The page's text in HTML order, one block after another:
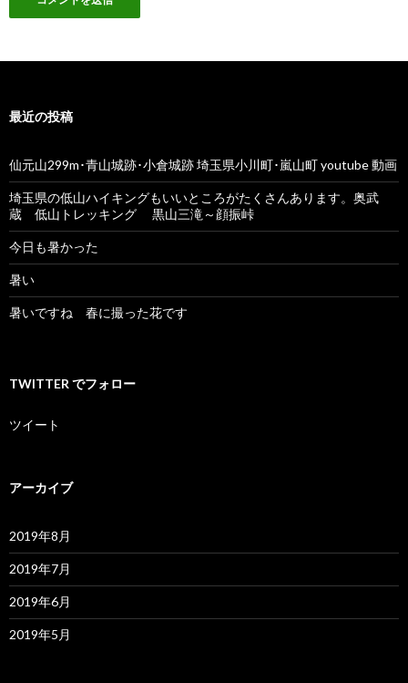
最近の投稿
仙元山299m･青山城跡･小倉城跡 埼玉県小川町･嵐山町 youtube 動画
埼玉県の低山ハイキングもいいところがたくさんあります。奥武
蔵 低山トレッキング 黒山三滝～顔振峠
今日も暑かった
暑い
暑いですね 春に撮った花です
TWITTER でフォロー
ツイート
アーカイブ
2019年8月
2019年7月
2019年6月
2019年5月